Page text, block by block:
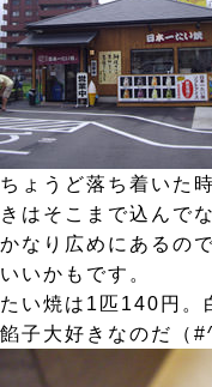
ちょうど落ち着いた
きはそこまで込んで
かなり広めにあるの
いいかもです。
たい焼は1匹140円。
餡子大好きなのだ（